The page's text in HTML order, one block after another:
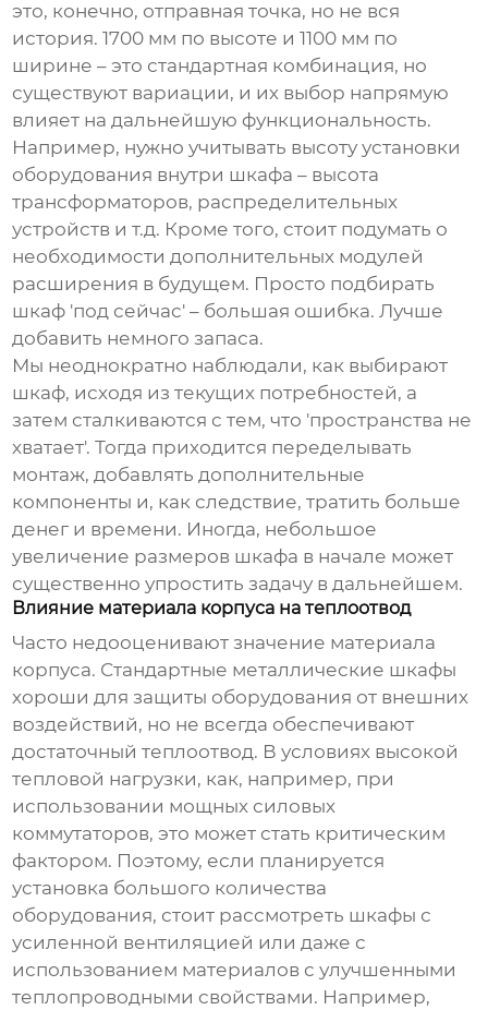
это, конечно, отправная точка, но не вся
история. 1700 мм по высоте и 1100 мм по
ширине – это стандартная комбинация, но
существуют вариации, и их выбор напрямую
влияет на дальнейшую функциональность.
Например, нужно учитывать высоту установки
оборудования внутри шкафа – высота
трансформаторов, распределительных
устройств и т.д. Кроме того, стоит подумать о
необходимости дополнительных модулей
расширения в будущем. Просто подбирать
шкаф 'под сейчас' – большая ошибка. Лучше
добавить немного запаса.
Мы неоднократно наблюдали, как выбирают
шкаф, исходя из текущих потребностей, а
затем сталкиваются с тем, что 'пространства не
хватает'. Тогда приходится переделывать
монтаж, добавлять дополнительные
компоненты и, как следствие, тратить больше
денег и времени. Иногда, небольшое
увеличение размеров шкафа в начале может
существенно упростить задачу в дальнейшем.
Влияние материала корпуса на теплоотвод
Часто недооценивают значение материала
корпуса. Стандартные металлические шкафы
хороши для защиты оборудования от внешних
воздействий, но не всегда обеспечивают
достаточный теплоотвод. В условиях высокой
тепловой нагрузки, как, например, при
использовании мощных силовых
коммутаторов, это может стать критическим
фактором. Поэтому, если планируется
установка большого количества
оборудования, стоит рассмотреть шкафы с
усиленной вентиляцией или даже с
использованием материалов с улучшенными
теплопроводными свойствами. Например,